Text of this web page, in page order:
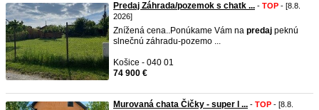
Predaj Záhrada/pozemok s chatk ... - TOP - [8.8.
2026]
Znížená cena..Ponúkame Vám na predaj peknú
slnečnú záhradu-pozemo ...
Košice - 040 01
74 900 €
Murovaná chata Čičky - super l ... - TOP - [8.8.